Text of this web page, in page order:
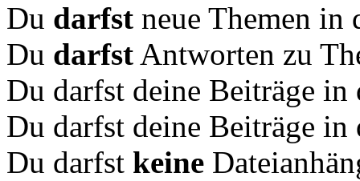
Du darfst neue Themen in
Du darfst Antworten zu
Du darfst deine Beiträge
Du darfst deine Beiträge
Du darfst keine